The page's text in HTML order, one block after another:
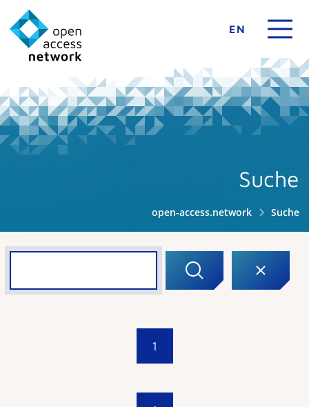
EN
Suche
open-access.network Suche
1